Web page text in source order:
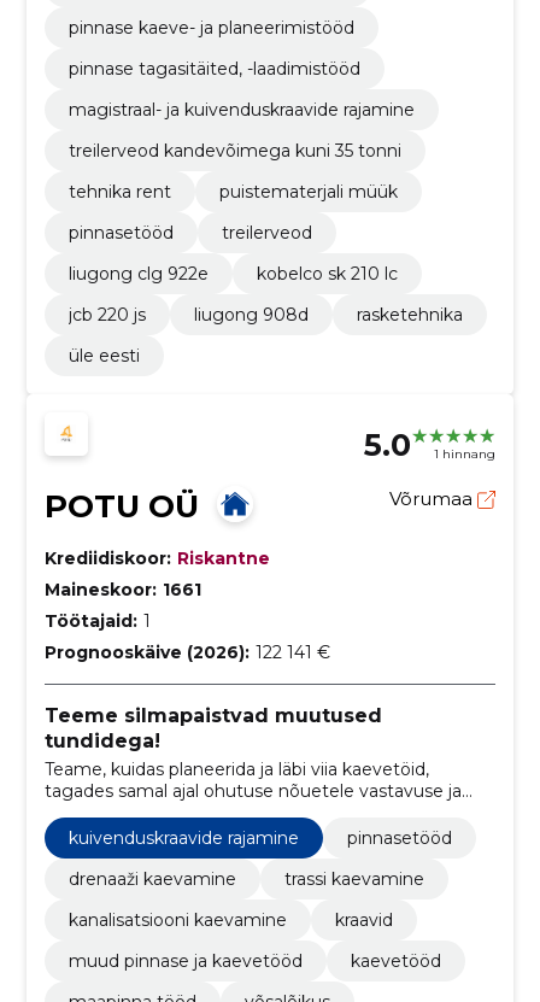
pinnase kaeve- ja planeerimistööd
pinnase tagasitäited, -laadimistööd
magistraal- ja kuivenduskraavide rajamine
treilerveod kandevõimega kuni 35 tonni
tehnika rent
puistematerjali müük
pinnasetööd
treilerveod
liugong clg 922e
kobe lco s k 2 10 lc
jcb 220 js
liugong 908d
rasketehnika
üle eesti
5.0 1 hinnang
POTU OÜ Võrumaa
Krediidiskoor: Riskantne
Maineskoor: 1661
Töötajaid: 1
Prognooskäive (2026): 122 141 €
Teeme silmapaistvad muutused
tundidega!
Teame, kuidas planeerida ja läbi viia kaevetöid,
tagades samal ajal ohutuse nõuetele vastavuse ja
järgides keskkonnasäästlikkuse põhimõtteid.
kuivenduskraavide rajamine
pinnasetööd
drenaaži kaevamine
trassi kaevamine
kanalisatsiooni kaevamine
kraavid
muud pinnase ja kaevetööd
kaevetööd